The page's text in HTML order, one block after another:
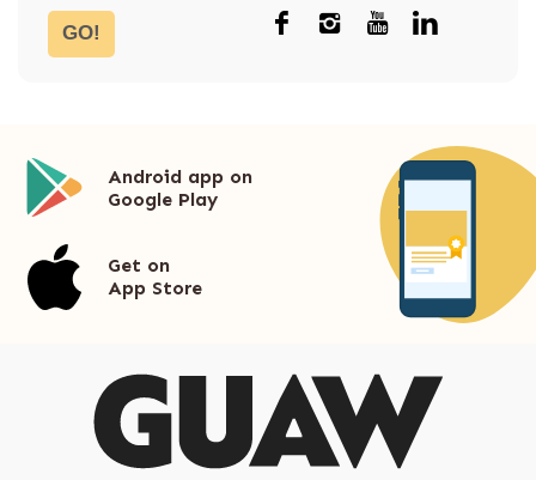
GO!
Android app on
Google Play
Get on
App Store